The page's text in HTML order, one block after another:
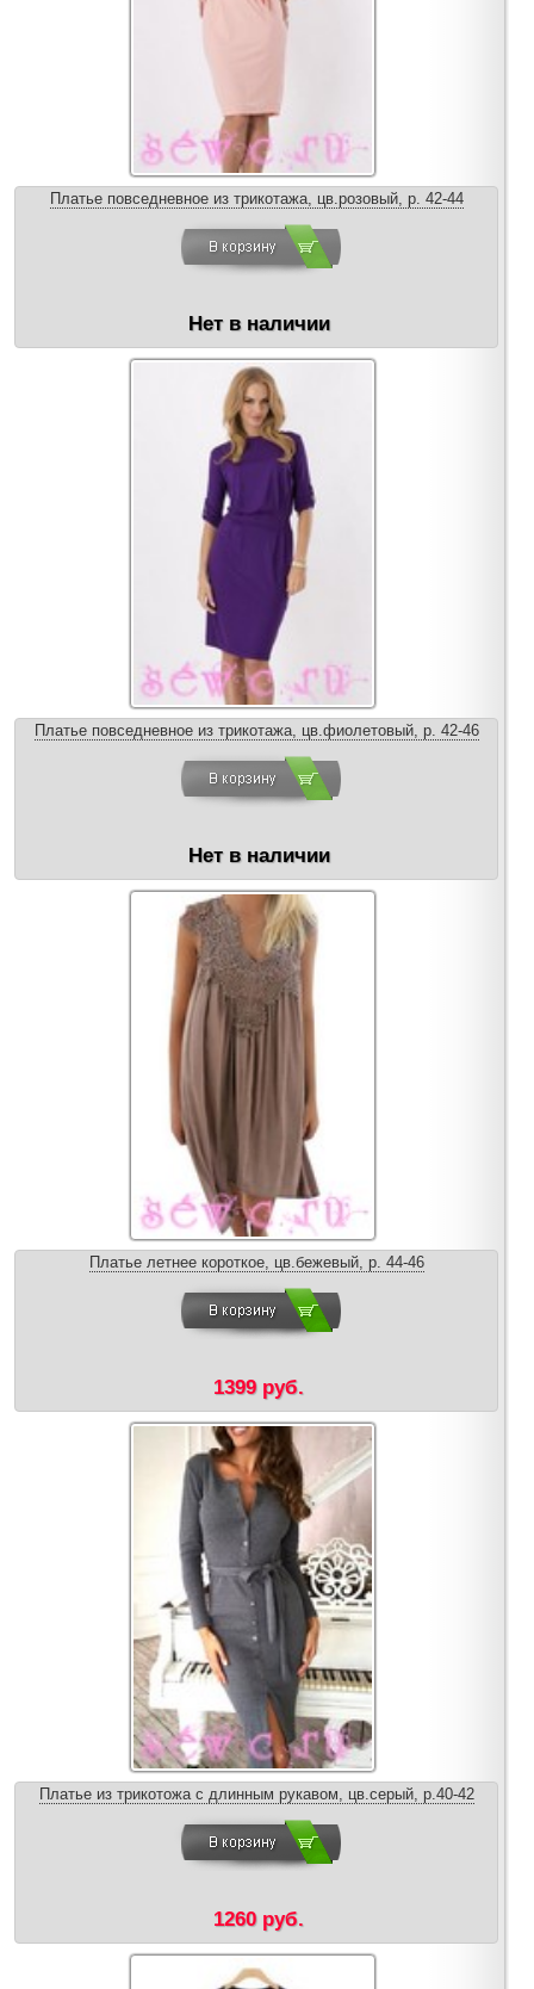
Платье повседневное из трикотажа, цв.розовый, р. 42-44
Нет в наличии
Платье повседневное из трикотажа, цв.фиолетовый, р. 42-46
Нет в наличии
Платье летнее короткое, цв.бежевый, р. 44-46
1399 руб.
Платье из трикотожа с длинным рукавом, цв.серый, р.40-42
1260 руб.